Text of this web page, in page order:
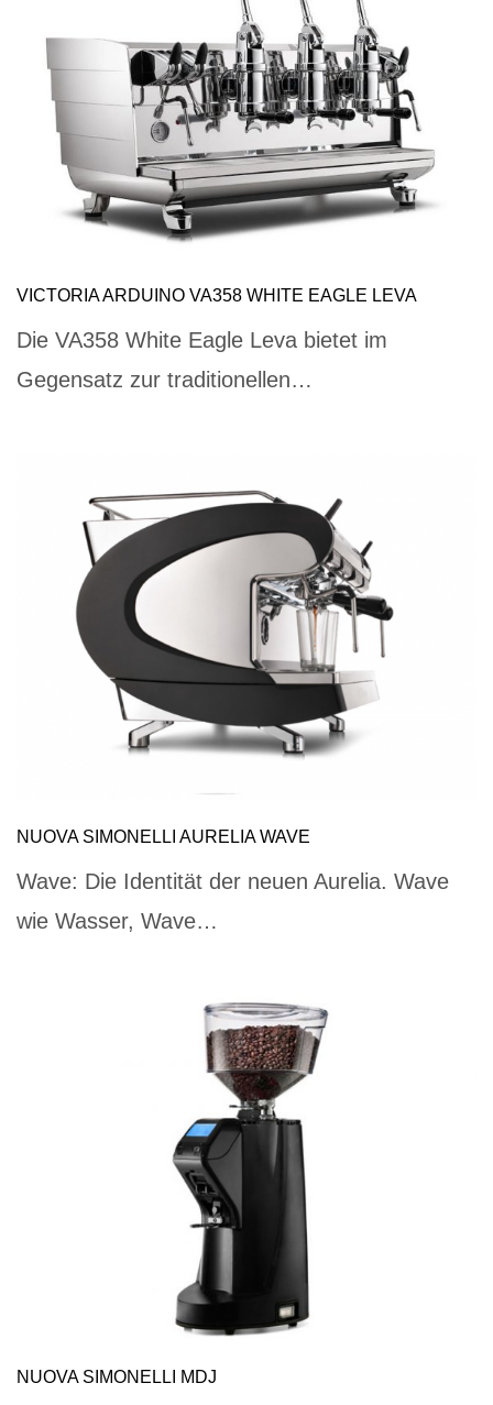
VICTORIA ARDUINO VA358 WHITE EAGLE LEVA
Die VA358 White Eagle Leva bietet im
Gegensatz zur traditionellen…
NUOVA SIMONELLI AURELIA WAVE
Wave: Die Identität der neuen Aurelia. Wave
wie Wasser, Wave…
NUOVA SIMONELLI MDJ